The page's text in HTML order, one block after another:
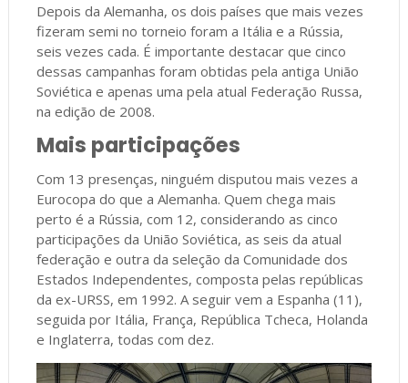
Depois da Alemanha, os dois países que mais vezes
fizeram semi no torneio foram a Itália e a Rússia,
seis vezes cada. É importante destacar que cinco
dessas campanhas foram obtidas pela antiga União
Soviética e apenas uma pela atual Federação Russa,
na edição de 2008.
Mais participações
Com 13 presenças, ninguém disputou mais vezes a
Eurocopa do que a Alemanha. Quem chega mais
perto é a Rússia, com 12, considerando as cinco
participações da União Soviética, as seis da atual
federação e outra da seleção da Comunidade dos
Estados Independentes, composta pelas repúblicas
da ex-URSS, em 1992. A seguir vem a Espanha (11),
seguida por Itália, França, República Tcheca, Holanda
e Inglaterra, todas com dez.